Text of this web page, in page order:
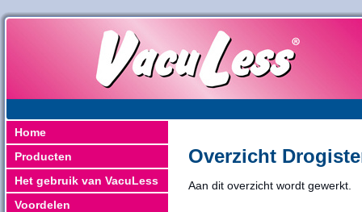
Home
Producten
Het gebruik van VacuLess
Voordelen
Overzicht
Aan dit overzicht wordt gewerkt.